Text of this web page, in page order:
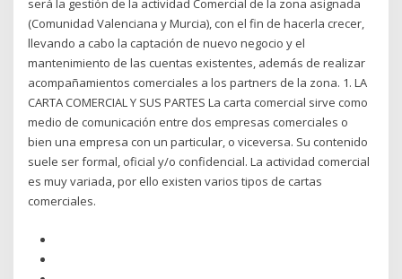
será la gestión de la actividad Comercial de la zona asignada
(Comunidad Valenciana y Murcia), con el fin de hacerla crecer,
llevando a cabo la captación de nuevo negocio y el
mantenimiento de las cuentas existentes, además de realizar
acompañamientos comerciales a los partners de la zona. 1. LA
CARTA COMERCIAL Y SUS PARTES La carta comercial sirve como
medio de comunicación entre dos empresas comerciales o
bien una empresa con un particular, o viceversa. Su contenido
suele ser formal, oficial y/o confidencial. La actividad comercial
es muy variada, por ello existen varios tipos de cartas
comerciales.